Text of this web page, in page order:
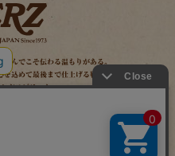
んでこそ伝わる温もりがある。
込めて最後まで仕上げる鞄作り。
ドスピリット。